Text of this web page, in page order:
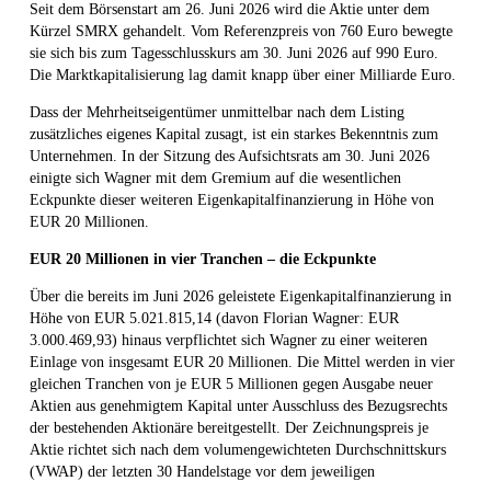
Seit dem Börsenstart am 26. Juni 2026 wird die Aktie unter dem
Kürzel SMRX gehandelt. Vom Referenzpreis von 760 Euro bewegte
sie sich bis zum Tagesschlusskurs am 30. Juni 2026 auf 990 Euro.
Die Marktkapitalisierung lag damit knapp über einer Milliarde Euro.
Dass der Mehrheitseigentümer unmittelbar nach dem Listing
zusätzliches eigenes Kapital zusagt, ist ein starkes Bekenntnis zum
Unternehmen. In der Sitzung des Aufsichtsrats am 30. Juni 2026
einigte sich Wagner mit dem Gremium auf die wesentlichen
Eckpunkte dieser weiteren Eigenkapitalfinanzierung in Höhe von
EUR 20 Millionen.
EUR 20 Millionen in vier Tranchen – die Eckpunkte
Über die bereits im Juni 2026 geleistete Eigenkapitalfinanzierung in
Höhe von EUR 5.021.815,14 (davon Florian Wagner: EUR
3.000.469,93) hinaus verpflichtet sich Wagner zu einer weiteren
Einlage von insgesamt EUR 20 Millionen. Die Mittel werden in vier
gleichen Tranchen von je EUR 5 Millionen gegen Ausgabe neuer
Aktien aus genehmigtem Kapital unter Ausschluss des Bezugsrechts
der bestehenden Aktionäre bereitgestellt. Der Zeichnungspreis je
Aktie richtet sich nach dem volumengewichteten Durchschnittskurs
(VWAP) der letzten 30 Handelstage vor dem jeweiligen